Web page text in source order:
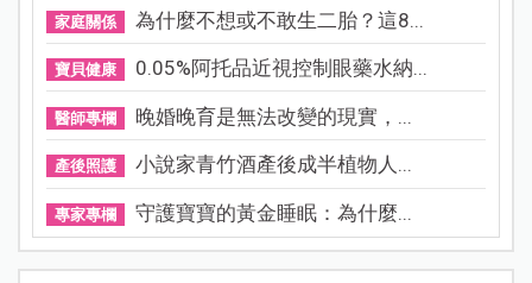
家庭關係 為什麼不想或不敢生二胎？這8...
寶貝健康 0.05%阿托品近視控制眼藥水納...
醫師專欄 晚婚晚育是無法改變的現實，...
產後照護 小說家青竹酒產後成半植物人...
專家專欄 守護寶寶的黃金睡眠：為什麼...